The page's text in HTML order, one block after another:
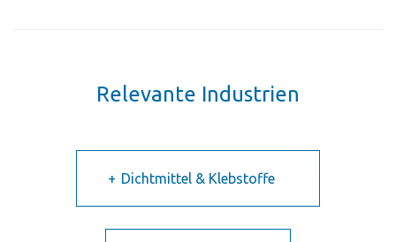
Relevante Industrien
Dichtmittel & Klebstoffe